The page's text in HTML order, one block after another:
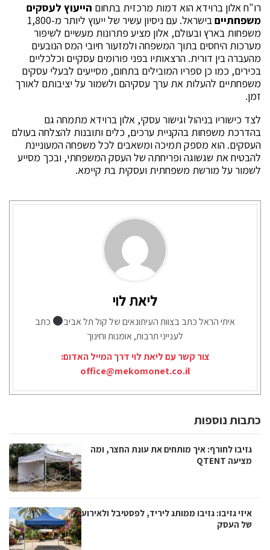
רו"ח אלון ברוידא הוא דמות מרכזית בתחום הייעוץ לעסקים
משפחתיים
בישראל. עם ניסיון עשיר של ייעוץ ליותר מ-1,800
משפחות בארץ ובעולם, אלון מציע פתרונות מעשיים לשיפור
מערכות היחסים בתוך המשפחה ולמזעור חיובי המס הנובעים
מהעברה בין דורית. הרצאותיו בפני פורומים עסקיים וכלכליים
בכירים, כמו כן ספריו המובילים בתחום, מסייעים לבעלי עסקים
משפחתיים להעלות את ערך עסקיהם ולשמור על יציבותם לאורך
זמן.
לצד כישוריו בניהול וגישור עסקי, אלון ברוידא מתמחה גם
בהדרכת משפחות בהקניית ערכים, כלים ותובנות להצלחה בעולם
העסקים. הוא מספק תמיכה ומשאבים לכל משפחה המעוניינת
להבטיח את שגשוגה ופריחתה של העסק המשפחתי, ובכך מסייע
לשמור על מורשת משפחתית ועסקית בת קיימא.
ליאת לוי
איתי הראל כתב בצוות העיתונאים של קול תל אביב
כתב
לענייני תרבות, אומנות וחינוך
צור קשר עם ליאת לוי דרך המייל האדום:
office@mekomonet.co.il
כתבות נוספות
גזיבו לחורף: איך מותחים את עונת החצר, ומה
מציעה QTENT
איזי גזיבו: גזיבו ממותג ליריד, לפסטיבל ולאירוע
של העסק